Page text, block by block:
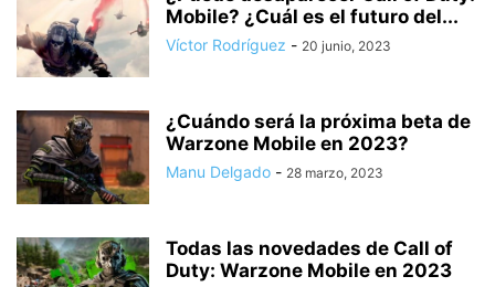
Mobile? ¿Cuál es el futuro del...
Víctor Rodríguez - 20 junio, 2023
¿Cuándo será la próxima beta de
Warzone Mobile en 2023?
Manu Delgado - 28 marzo, 2023
Todas las novedades de Call of
Duty: Warzone Mobile en 2023